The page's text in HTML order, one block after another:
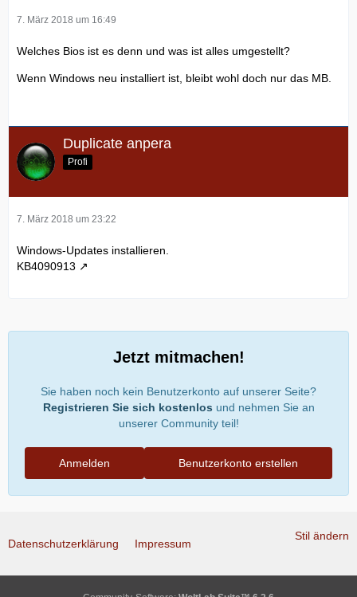
7. März 2018 um 16:49
Welches Bios ist es denn und was ist alles umgestellt?
Wenn Windows neu installiert ist, bleibt wohl doch nur das MB.
Duplicate anpera
Profi
7. März 2018 um 23:22
Windows-Updates installieren.
KB4090913
Jetzt mitmachen!
Sie haben noch kein Benutzerkonto auf unserer Seite?
Registrieren Sie sich kostenlos und nehmen Sie an
unserer Community teil!
Benutzerkonto erstellen
Anmelden
Stil ändern
Datenschutzerklärung Impressum